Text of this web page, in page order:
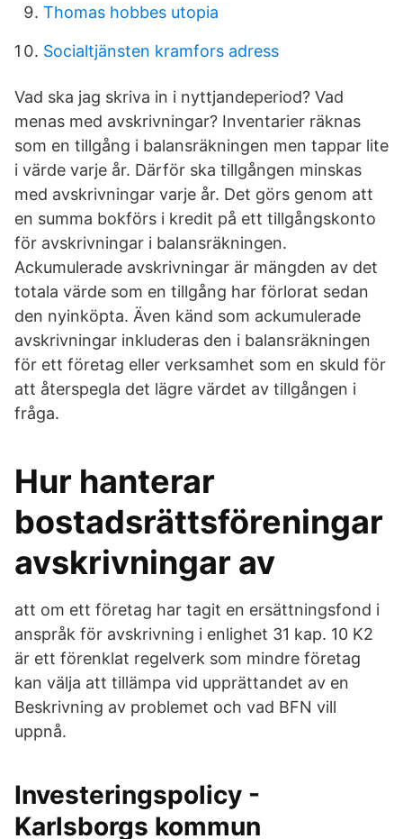
Thomas hobbes utopia
Socialtjänsten kramfors adress
Vad ska jag skriva in i nyttjandeperiod? Vad
menas med avskrivningar? Inventarier räknas
som en tillgång i balansräkningen men tappar lite
i värde varje år. Därför ska tillgången minskas
med avskrivningar varje år. Det görs genom att
en summa bokförs i kredit på ett tillgångskonto
för avskrivningar i balansräkningen.
Ackumulerade avskrivningar är mängden av det
totala värde som en tillgång har förlorat sedan
den nyinköpta. Även känd som ackumulerade
avskrivningar inkluderas den i balansräkningen
för ett företag eller verksamhet som en skuld för
att återspegla det lägre värdet av tillgången i
fråga.
Hur hanterar
bostadsrättsföreningar
avskrivningar av
att om ett företag har tagit en ersättningsfond i
anspråk för avskrivning i enlighet 31 kap. 10 K2
är ett förenklat regelverk som mindre företag
kan välja att tillämpa vid upprättandet av en
Beskrivning av problemet och vad BFN vill
uppnå.
Investeringspolicy -
Karlsborgs kommun